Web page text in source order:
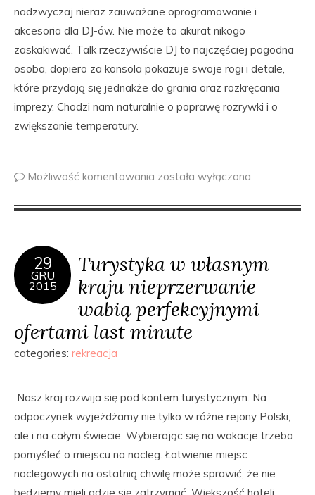
nadzwyczaj nieraz zauważane oprogramowanie i
akcesoria dla DJ-ów. Nie może to akurat nikogo
zaskakiwać. Talk rzeczywiście DJ to najczęściej pogodna
osoba, dopiero za konsola pokazuje swoje rogi i detale,
które przydają się jednakże do grania oraz rozkręcania
imprezy. Chodzi nam naturalnie o poprawę rozrywki i o
zwiększanie temperatury.
Możliwość komentowania została wyłączona
29
GRU
2015
Turystyka w własnym
kraju nieprzerwanie
wabią perfekcyjnymi
ofertami last minute
categories: rekreacja
Nasz kraj rozwija się pod kontem turystycznym. Na
odpoczynek wyjeżdżamy nie tylko w różne rejony Polski,
ale i na całym świecie. Wybierając się na wakacje trzeba
pomyśleć o miejscu na nocleg. Łatwienie miejsc
noclegowych na ostatnią chwilę może sprawić, że nie